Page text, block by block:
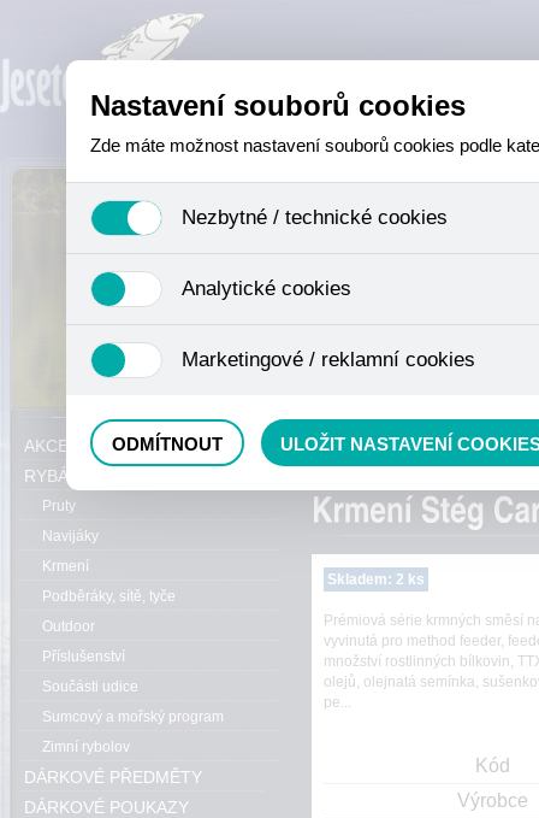
Právě se nacházíte:
Method mixy
Skladem: 2 ks
Prémiová série krmných směsí
vyvinutá pro method feeder,
množství rostlinných bílkovin,
olejů, olejnatá semínka,
pe...
Kód
Výrobce
AKCE, SLEVY, VÝPRODEJ
RYBÁŘSKÝ SORTIMENT
Pruty
Navijáky
Krmení
Podběráky, sítě, tyče
Outdoor
Příslušenství
Součásti udice
Sumcový a mořský program
Zimní rybolov
DÁRKOVÉ PŘEDMĚTY
DÁRKOVÉ POUKAZY
Nastavení souborů cookies
Zde máte možnost nastavení souborů cookies podle
Nezbytné / technické cookies
se mimo jiné k ukládání produktů v nákupním košíku,
není zapotřebí Váš souhlas a není možné jej ani odebrat.
Analytické cookies
nejedná o osobní údaje, protože anonymizované cookies
odkazy, prohlížené zboží apod.
Marketingové / reklamní cookies
ODMÍTNOUT ULOŽIT NASTAVENÍ